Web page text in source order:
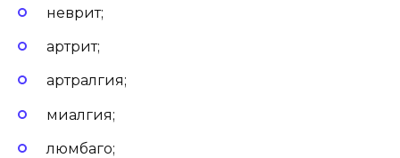
неврит;
артрит;
артралгия;
миалгия;
люмбаго;